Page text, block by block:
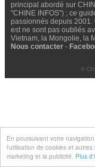
En poursuivant votre
l'utilisation de cookies et
marketing et la publicité. Plus
principal abordé sur
"CHINE INFOS") ; ce
passionnés depuis 2001.
est ne sont pas oubliés
Vietnam, la Mongolie, la
Nous contacter -
©